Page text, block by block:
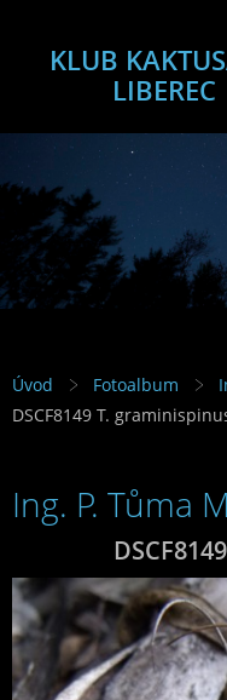
KLUB
LIBEREC
Úvod Fotoalbum
DSCF8149 T.
Ing. P. Tůma